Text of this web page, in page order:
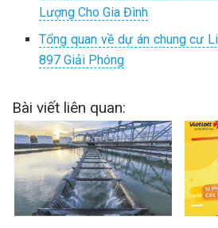
Lượng Cho Gia Đình
Tổng quan về dự án chung cư
897 Giải Phóng
Bài viết liên quan: